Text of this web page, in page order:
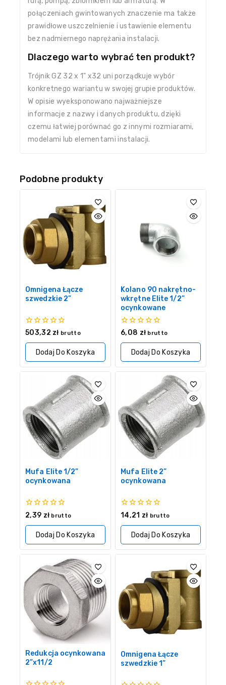
połączeniach gwintowanych znaczenie ma także
prawidłowe uszczelnienie i ustawienie elementu
bez nadmiernego naprężania instalacji.
Dlaczego warto wybrać ten produkt?
Trójnik GZ 32 x 1" x32 uni porządkuje wybór
konkretnego wariantu w swojej grupie produktów.
W opisie wyeksponowano najważniejsze
informacje z nazwy i danych produktu, dzięki
czemu łatwiej porównać go z innymi rozmiarami,
modelami lub elementami instalacji.
Podobne produkty
Omnigena Łącze
szwedzkie 2”
0
5
503,32 zł brutto
Dodaj Do Koszyka
Kolano 90 nakrętno-
wkrętne Elite 1/2”
ocynkowane
0
5
6,08 zł brutto
Dodaj Do Koszyka
Mufa Elite 1/2”
ocynkowana
0
5
2,39 zł brutto
Dodaj Do Koszyka
Mufa Elite 2”
ocynkowana
0
5
14,21 zł brutto
Dodaj Do Koszyka
Redukcja ocynkowana
2”x11/2
Omnigena Łącze
szwedzkie 1”